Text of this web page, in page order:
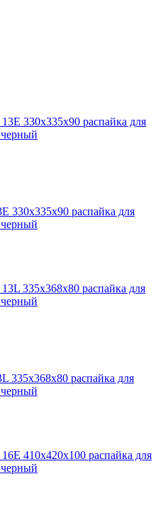
330x335x90 распайка для
335x368x80 распайка для